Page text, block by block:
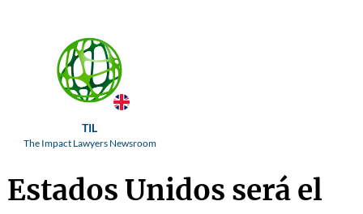
TIL
The Impact Lawyers Newsroom
Estados Unidos será el